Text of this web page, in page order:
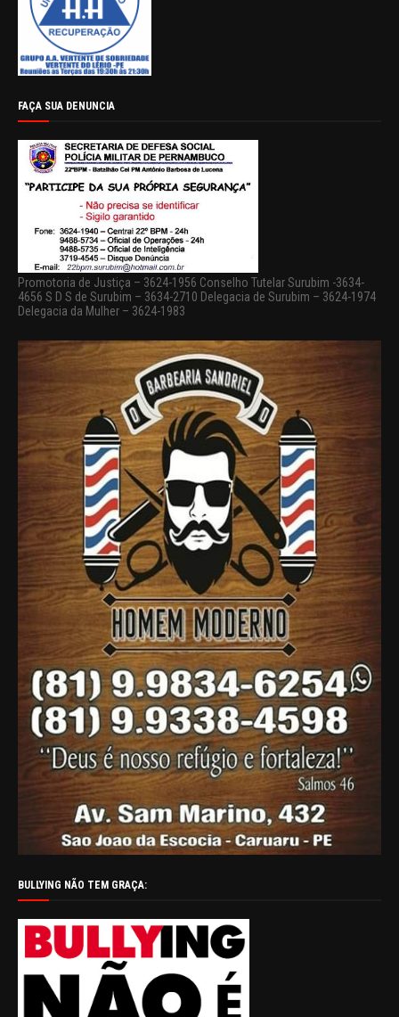
FAÇA SUA DENUNCIA
Promotoria de Justiça – 3624-1956 Conselho Tutelar Surubim -3634-
4656 S D S de Surubim – 3634-2710 Delegacia de Surubim – 3624-1974
Delegacia da Mulher – 3624-1983
BULLYING NÃO TEM GRAÇA: